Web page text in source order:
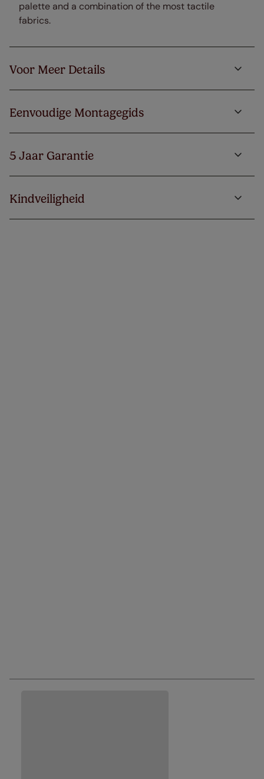
palette and a combination of the most tactile
fabrics.
Voor Meer Details
Eenvoudige Montagegids
5 Jaar Garantie
Kindveiligheid